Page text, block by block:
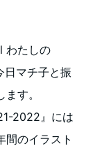
わたしの
マチ子と振
す。
2022』には
のイラスト